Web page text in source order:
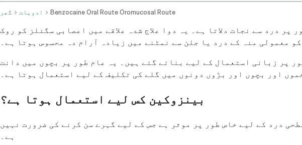
گھر ادویات Benzocaine Oral Route Oromucosal Route
درد سے نجات دلاتا ہے۔ یہ دوا علاج شدہ علاقے میں اعصابی سگنلز کو روک
معمولی منہ کے درد یا جلن سے نمٹنے میں زیادہ آرام دہ محسوس ہوتا ہے۔
پر زبانی استعمال کے لیے بنائے گئے ہیں۔ یہ عام طور پر بچوں میں دانت
اور بچوں اور بڑوں دونوں میں گلے کی تکلیف کے لیے استعمال ہوتا ہے۔
بینزوکین کس لیے استعمال ہوتا ہے؟
درد کے لیے خاص طور پر موثر ہے جس کے لیے گہرے سن کرنے کی ضرورت نہیں
ہے۔